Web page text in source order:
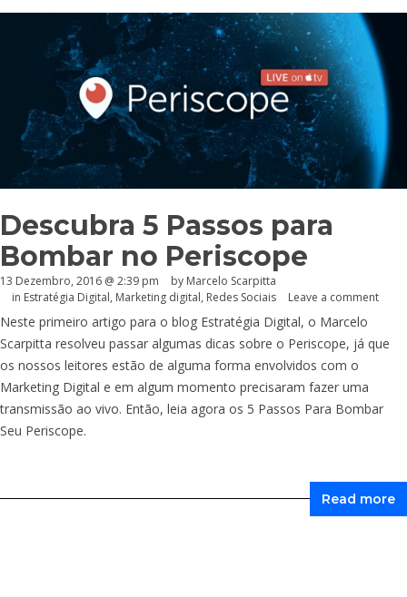
Descubra 5 Passos para
Bombar no Periscope
13 Dezembro, 2016 @ 2:39 pm
by Marcelo Scarpitta
in Estratégia Digital, Marketing digital, Redes Sociais Leave a comment
Neste primeiro artigo para o blog Estratégia Digital, o Marcelo
Scarpitta resolveu passar algumas dicas sobre o Periscope, já que
os nossos leitores estão de alguma forma envolvidos com o
Marketing Digital e em algum momento precisaram fazer uma
transmissão ao vivo. Então, leia agora os 5 Passos Para Bombar
Seu Periscope.
Read more